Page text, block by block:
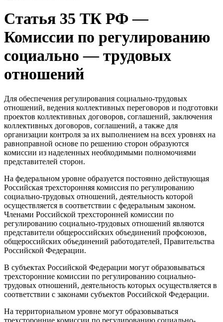
Статья 35 ТК РФ —
Комиссии по регулированию
социально — трудовых
отношений
Для обеспечения регулирования социально-трудовых
отношений, ведения коллективных переговоров и подготовки
проектов коллективных договоров, соглашений, заключения
коллективных договоров, соглашений, а также для
организации контроля за их выполнением на всех уровнях на
равноправной основе по решению сторон образуются
комиссии из наделенных необходимыми полномочиями
представителей сторон.
На федеральном уровне образуется постоянно действующая
Российская трехсторонняя комиссия по регулированию
социально-трудовых отношений, деятельность которой
осуществляется в соответствии с федеральным законом.
Членами Российской трехсторонней комиссии по
регулированию социально-трудовых отношений являются
представители общероссийских объединений профсоюзов,
общероссийских объединений работодателей, Правительства
Российской Федерации.
В субъектах Российской Федерации могут образовываться
трехсторонние комиссии по регулированию социально-
трудовых отношений, деятельность которых осуществляется в
соответствии с законами субъектов Российской Федерации.
На территориальном уровне могут образовываться
трехсторонние комиссии по регулированию социально-